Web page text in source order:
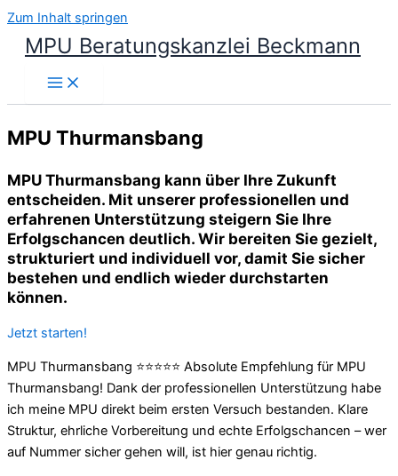
Zum Inhalt springen
MPU Beratungskanzlei Beckmann
MPU Thurmansbang
MPU Thurmansbang kann über Ihre Zukunft
entscheiden. Mit unserer professionellen und
erfahrenen Unterstützung steigern Sie Ihre
Erfolgschancen deutlich. Wir bereiten Sie gezielt,
strukturiert und individuell vor, damit Sie sicher
bestehen und endlich wieder durchstarten
können.
Jetzt starten!
MPU Thurmansbang ⭐⭐⭐⭐⭐ Absolute Empfehlung für MPU
Thurmansbang! Dank der professionellen Unterstützung habe
ich meine MPU direkt beim ersten Versuch bestanden. Klare
Struktur, ehrliche Vorbereitung und echte Erfolgschancen – wer
auf Nummer sicher gehen will, ist hier genau richtig.